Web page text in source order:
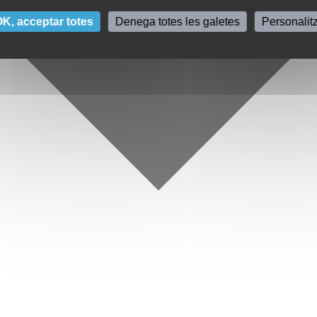
acceptar totes Denega totes les galetes